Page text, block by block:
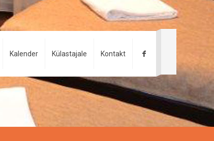
Kalender Külastajale Kontakt